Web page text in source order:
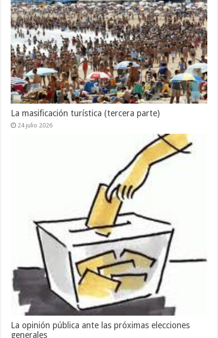
La masificación turística (tercera parte)
24 julio 2026
La opinión pública ante las próximas elecciones
generales